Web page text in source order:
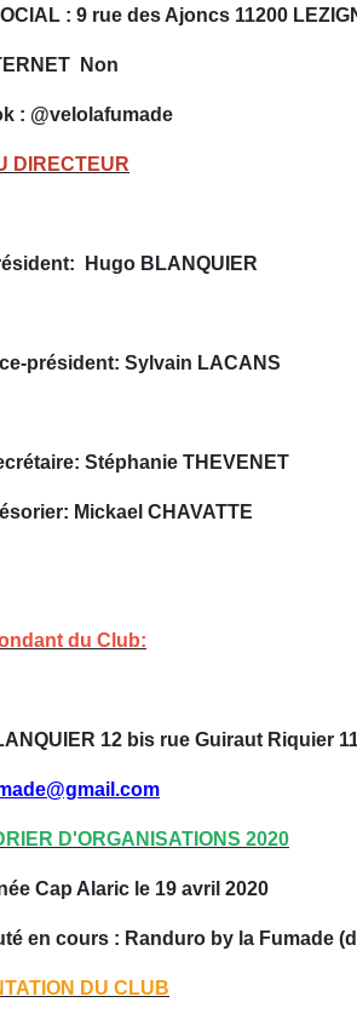
: 9 rue des Ajoncs 11200
Non
: @velolafumade
DIRECTEUR
Hugo BLANQUIER
Sylvain LACANS
Stéphanie THEVENET
Mickael CHAVATTE
du Club:
12 bis rue Guiraut Riquier
D'ORGANISATIONS 2020
Cap Alaric le 19 avril 2020
en cours : Randuro by la Fumade
DU CLUB